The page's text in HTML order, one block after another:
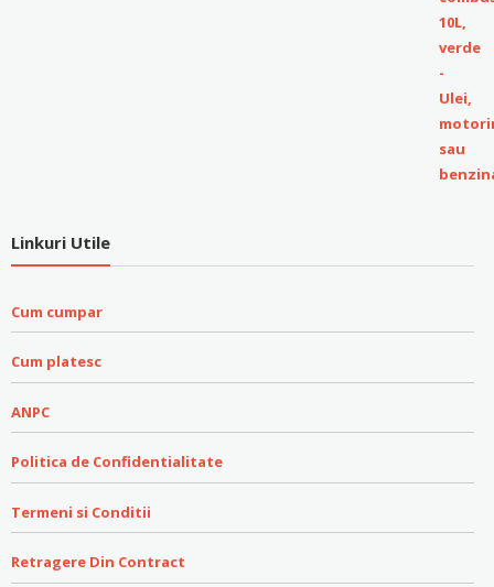
Linkuri Utile
Cum cumpar
Cum platesc
ANPC
Politica de Confidentialitate
Termeni si Conditii
Retragere Din Contract